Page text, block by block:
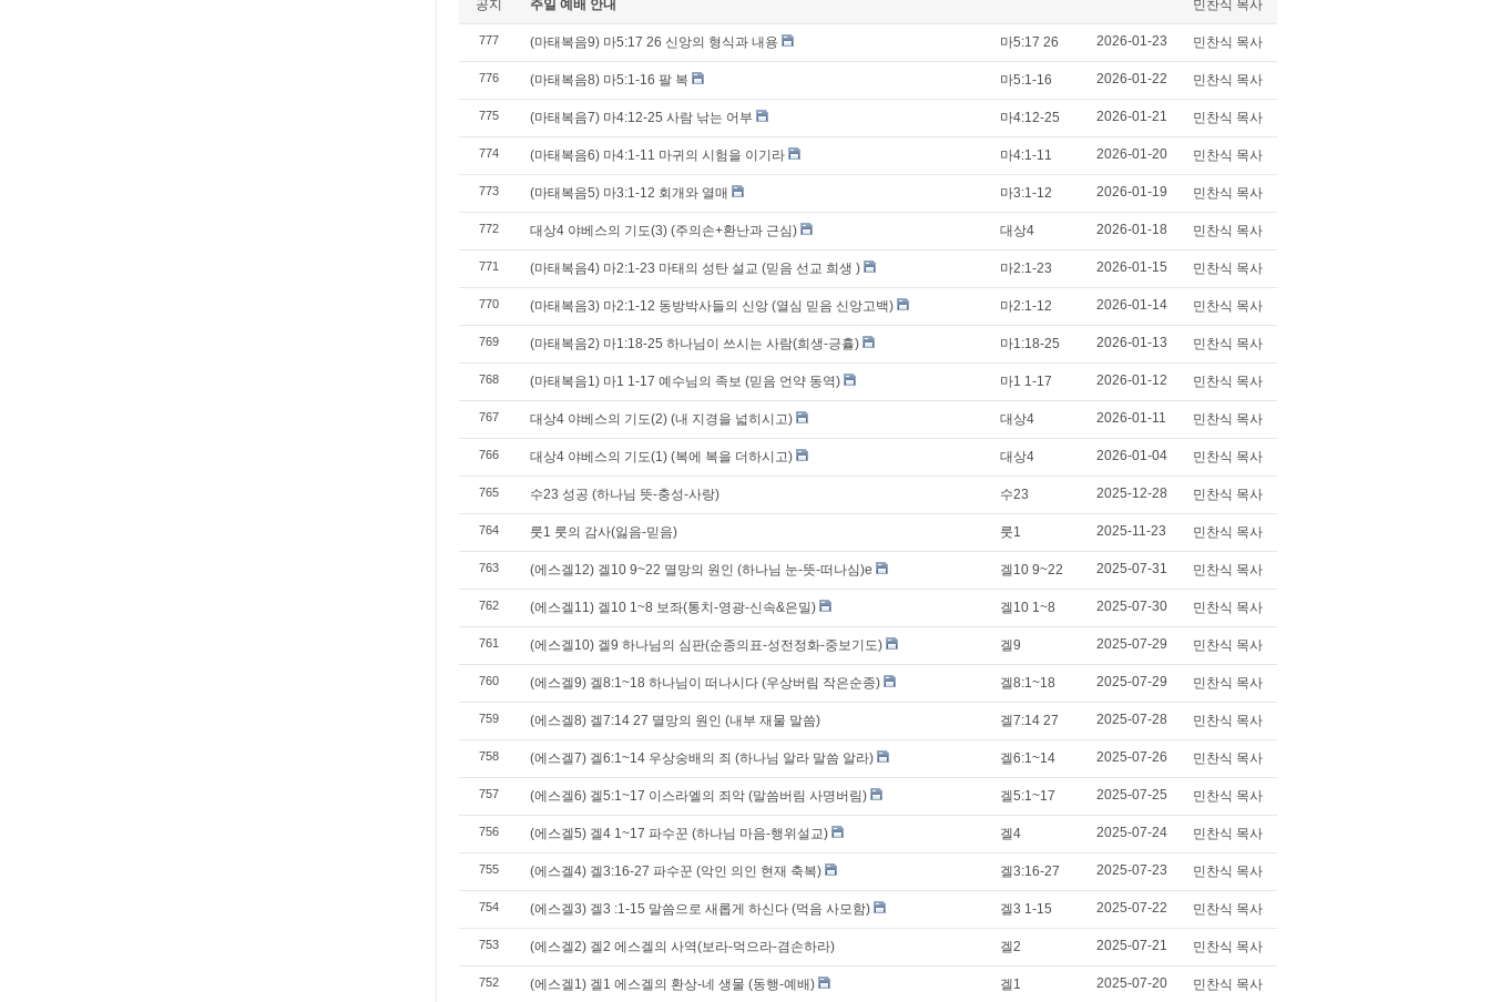
공지 주일 예배 안내 민찬식 목사
777 (마태복음9) 마5:17 26 신앙의 형식과 내용 마5:17 26 2026-01-23 민찬식 목사
776 (마태복음8) 마5:1-16 팔 복 마5:1-16 2026-01-22 민찬식 목사
775 (마태복음7) 마4:12-25 사람 낚는 어부 마4:12-25 2026-01-21 민찬식 목사
774 (마태복음6) 마4:1-11 마귀의 시험을 이기라 마4:1-11 2026-01-20 민찬식 목사
773 (마태복음5) 마3:1-12 회개와 열매 마3:1-12 2026-01-19 민찬식 목사
772 대상4 야베스의 기도(3) (주의손+환난과 근심) 대상4 2026-01-18 민찬식 목사
771 (마태복음4) 마2:1-23 마태의 성탄 설교 (믿음 선교 희생 ) 마2:1-23 2026-01-15 민찬식 목사
770 (마태복음3) 마2:1-12 동방박사들의 신앙 (열심 믿음 신앙고백) 마2:1-12 2026-01-14 민찬식 목사
769 (마태복음2) 마1:18-25 하나님이 쓰시는 사람(희생-긍휼) 마1:18-25 2026-01-13 민찬식 목사
768 (마태복음1) 마1 1-17 예수님의 족보 (믿음 언약 동역) 마1 1-17 2026-01-12 민찬식 목사
767 대상4 야베스의 기도(2) (내 지경을 넓히시고) 대상4 2026-01-11 민찬식 목사
766 대상4 야베스의 기도(1) (복에 복을 더하시고) 대상4 2026-01-04 민찬식 목사
765 수23 성공 (하나님 뜻-충성-사랑) 수23 2025-12-28 민찬식 목사
764 룻1 룻의 감사(잃음-믿음) 룻1 2025-11-23 민찬식 목사
763 (에스겔12) 겔10 9~22 멸망의 원인 (하나님 눈-뜻-떠나심)e 겔10 9~22 2025-07-31 민찬식 목사
762 (에스겔11) 겔10 1~8 보좌(통치-영광-신속&은밀) 겔10 1~8 2025-07-30 민찬식 목사
761 (에스겔10) 겔9 하나님의 심판(순종의표-성전정화-중보기도) 겔9 2025-07-29 민찬식 목사
760 (에스겔9) 겔8:1~18 하나님이 떠나시다 (우상버림 작은순종) 겔8:1~18 2025-07-29 민찬식 목사
759 (에스겔8) 겔7:14 27 멸망의 원인 (내부 재물 말씀) 겔7:14 27 2025-07-28 민찬식 목사
758 (에스겔7) 겔6:1~14 우상숭배의 죄 (하나님 알라 말씀 알라) 겔6:1~14 2025-07-26 민찬식 목사
757 (에스겔6) 겔5:1~17 이스라엘의 죄악 (말씀버림 사명버림) 겔5:1~17 2025-07-25 민찬식 목사
756 (에스겔5) 겔4 1~17 파수꾼 (하나님 마음-행위설교) 겔4 2025-07-24 민찬식 목사
755 (에스겔4) 겔3:16-27 파수꾼 (악인 의인 현재 축복) 겔3:16-27 2025-07-23 민찬식 목사
754 (에스겔3) 겔3 :1-15 말씀으로 새롭게 하신다 (먹음 사모함) 겔3 1-15 2025-07-22 민찬식 목사
753 (에스겔2) 겔2 에스겔의 사역(보라-먹으라-겸손하라) 겔2 2025-07-21 민찬식 목사
752 (에스겔1) 겔1 에스겔의 환상-네 생물 (동행-예배) 겔1 2025-07-20 민찬식 목사